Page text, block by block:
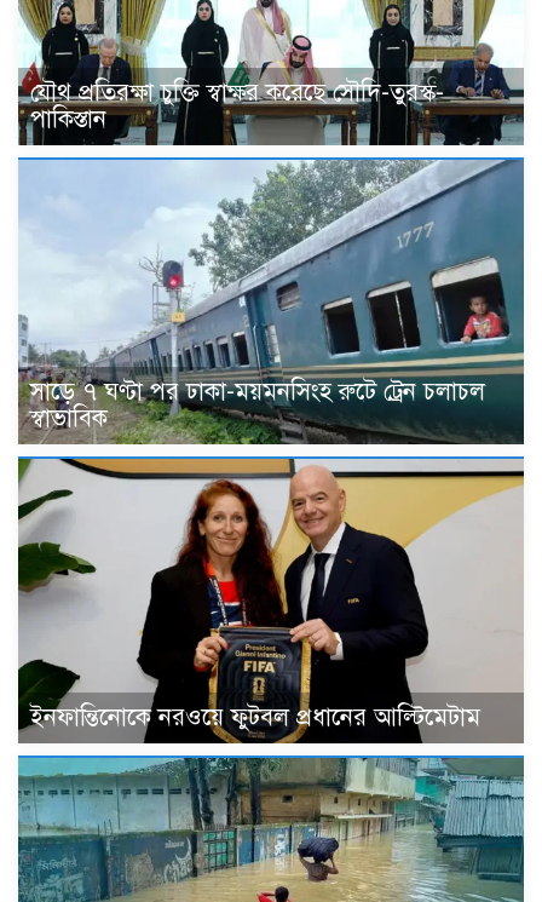
যৌথ প্রতিরক্ষা চুক্তি স্বাক্ষর করেছে সৌদি-তুরস্ক-
পাকিস্তান
সাড়ে ৭ ঘণ্টা পর ঢাকা-ময়মনসিংহ রুটে ট্রেন চলাচল
স্বাভাবিক
ইনফান্তিনোকে নরওয়ে ফুটবল প্রধানের আল্টিমেটাম